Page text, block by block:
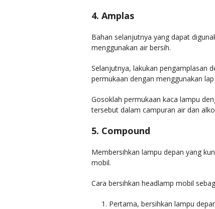
4. Amplas
Bahan selanjutnya yang dapat
menggunakan air bersih.
Selanjutnya, lakukan pengamplasan
permukaan dengan menggunakan
Gosoklah permukaan kaca lampu
tersebut dalam campuran air dan
5. Compound
Membersihkan lampu depan yang
mobil.
Cara bersihkan headlamp mobil
Pertama, bersihkan lampu